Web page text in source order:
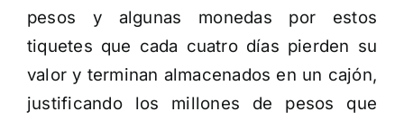
pesos y algunas monedas por estos
tiquetes que cada cuatro días pierden su
valor y terminan almacenados en un cajón,
justificando los millones de pesos que